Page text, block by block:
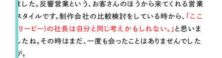
ました。反響営業という、お客さんのほうから来てくれる営業
スタイルです。制作会社の比較検討をしている時から、 「ここ
(リーピー)の社長は自分と同じ考えかもしれない。」 と思いま
したね。その時はまだ、一度も会ったことはありませんでした
が。